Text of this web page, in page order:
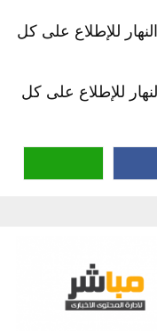
للإطلاع على كل
للإطلاع على كل